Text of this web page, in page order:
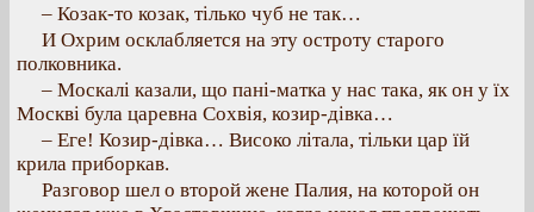
– Козак-то козак, тілько чуб не так…
И Охрим осклабляется на эту остроту старого
полковника.
– Москалі казали, що пані-матка у нас така, як он у їх
Москві була царевна Сохвія, козир-дівка…
– Еге! Козир-дівка… Високо літала, тільки цар їй
крила приборкав.
Разговор шел о второй жене Палия, на которой он